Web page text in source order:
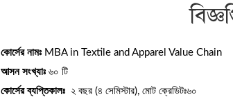
কোর্সের নামঃMBA in Textile and Apparel Value Chain
আসন সংখ্যাঃ৬০ টি
কোর্সের ব্যপ্তিকালঃ২ বছর (৪ সেমিস্টার), মোট ক্রেডিটঃ৬০